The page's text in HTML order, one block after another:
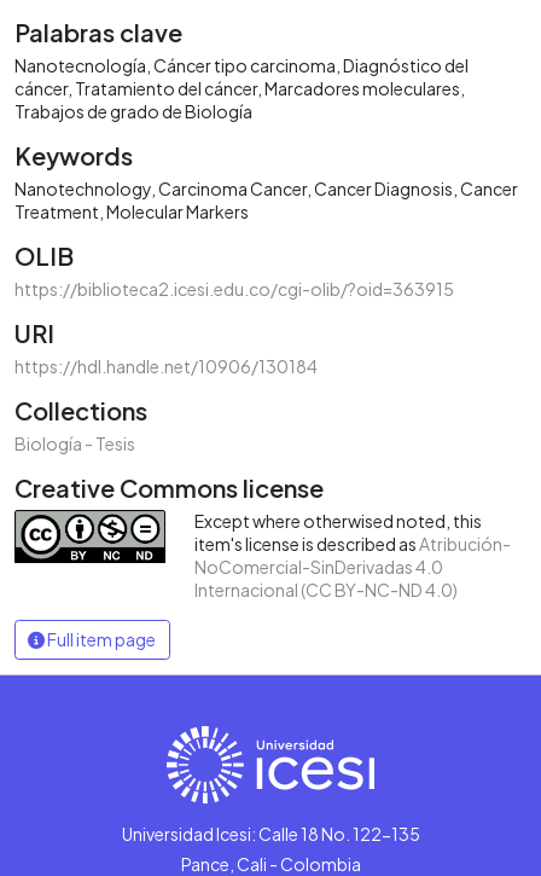
Palabras clave
Nanotecnología Cáncer tipo carcinoma Diagnóstico del
cáncer Tratamiento del cáncer Marcadores moleculares
Trabajos de grado de Biología
Keywords
Nanotechnology Carcinoma Cancer Cancer Diagnosis Cancer
Treatment Molecular Markers
OLIB
https://biblioteca2.icesi.edu.co/cgi-olib/?oid=363915
URI
https://hdl.handle.net/10906/130184
Collections
Biología - Tesis
Creative Commons license
Except where otherwised noted, this
item's license is described asAtribución-
NoComercial-SinDerivadas 4.0
Internacional (CC BY-NC-ND 4.0)
Full item page
Universidad Icesi: Calle 18 No. 122-135
Pance, Cali - Colombia